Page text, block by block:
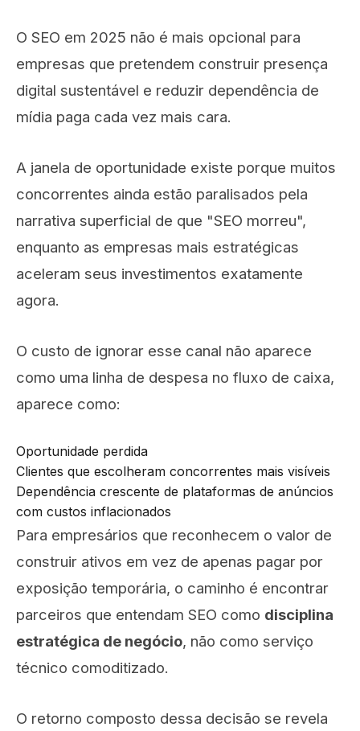
O SEO em 2025 não é mais opcional para
empresas que pretendem construir presença
digital sustentável e reduzir dependência de
mídia paga cada vez mais cara.
A janela de oportunidade existe porque muitos
concorrentes ainda estão paralisados pela
narrativa superficial de que "SEO morreu",
enquanto as empresas mais estratégicas
aceleram seus investimentos exatamente
agora.
O custo de ignorar esse canal não aparece
como uma linha de despesa no fluxo de caixa,
aparece como:
Oportunidade perdida
Clientes que escolheram concorrentes mais visíveis
Dependência crescente de plataformas de anúncios
com custos inflacionados
Para empresários que reconhecem o valor de
construir ativos em vez de apenas pagar por
exposição temporária, o caminho é encontrar
parceiros que entendam SEO como disciplina
estratégica de negócio, não como serviço
técnico comoditizado.
O retorno composto dessa decisão se revela